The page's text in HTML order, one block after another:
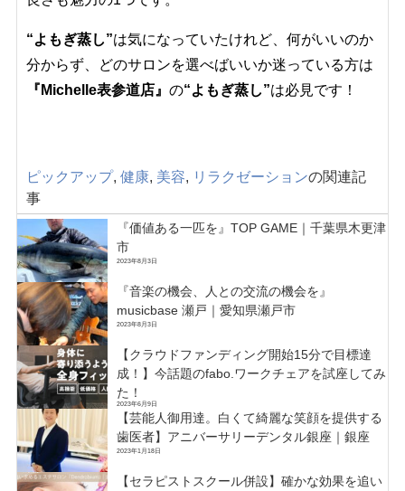
“よもぎ蒸し”は気になっていたけれど、何がいいのか
分からず、どのサロンを選べばいいか迷っている方は
『Michelle表参道店』 の“よもぎ蒸し”は必見です！
ピックアップ, 健康, 美容 リラクゼーションの関連記
事
『価値ある一匹を』TOP GAME｜千葉県木更津
市
2023年8月3日
『音楽の機会、人との交流の機会を』
musicbase 瀬戸｜愛知県瀬戸市
2023年8月3日
【クラウドファンディング開始15分で目標達
成！】今話題のfabo.ワークチェアを試座してみ
た！
2023年6月9日
【芸能人御用達。白くて綺麗な笑顔を提供する
歯医者】アニバーサリーデンタル銀座｜銀座
2023年1月18日
【セラピストスクール併設】確かな効果を追い